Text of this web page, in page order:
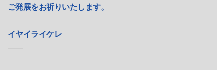
ご発展をお祈りいたします。
イヤイライケレ
――